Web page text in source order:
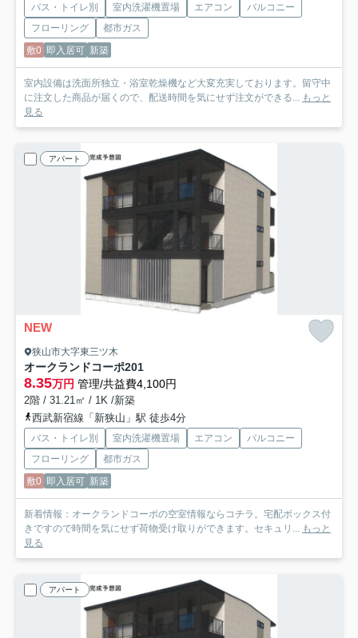
バス・トイレ別 室内洗濯機置場 エアコン
バルコニー
フローリング
都市ガス
敷0 即入居可 新築
室内設備は洗面所独立・浴室乾燥機など大変充実しております。留守中
に注文した商品が届くので、配送時間を気にせず注文ができる...
もっと
見る
アパート
NEW
狭山市大字東三ツ木
オークランドコーポ201
8.35万円 管理/共益費4,100円
2階 / 31.21㎡ / 1K /新築
西武新宿線「新狭山」駅 徒歩4分
バス・トイレ別 室内洗濯機置場 エアコン
バルコニー
フローリング
都市ガス
敷0 即入居可 新築
新着情報：オークランドコーポの空室情報ならコチラ。宅配ボックス付
きですので時間を気にせず荷物受け取りができます。セキュリ...
もっと
見る
アパート